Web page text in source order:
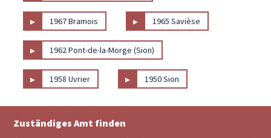
▸ 1967 Bramois ▸ 1965 Savièse
▸ 1962 Pont-de-la-Morge (Sion)
▸ 1958 Uvrier ▸ 1950 Sion
Zuständiges Amt finden